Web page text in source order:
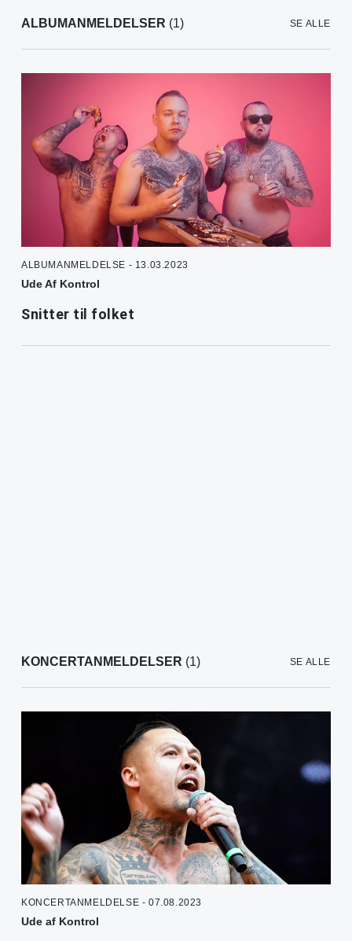
ALBUMANMELDELSER (1) SE ALLE
ALBUMANMELDELSE - 13.03.2023
Ude Af Kontrol
Snitter til folket
KONCERTANMELDELSER (1) SE ALLE
KONCERTANMELDELSE - 07.08.2023
Ude af Kontrol